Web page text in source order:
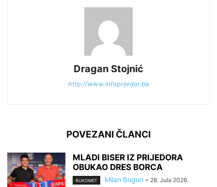
Dragan Stojnić
http://www.infoprijedor.ba
POVEZANI ČLANCI
MLADI BISER IZ PRIJEDORA
OBUKAO DRES BORCA
RUKOMET Milan Bogun - 28. Jula 2026.